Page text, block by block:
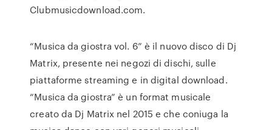
Clubmusicdownload.com.
“Musica da giostra vol. 6” è il nuovo disco di Dj
Matrix, presente nei negozi di dischi, sulle
piattaforme streaming e in digital download.
“Musica da giostra” è un format musicale
creato da Dj Matrix nel 2015 e che coniuga la